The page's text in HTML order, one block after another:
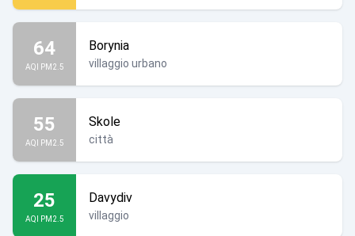
64
AQI PM2.5
Borynia
villaggio urbano
55
AQI PM2.5
Skole
città
25
AQI PM2.5
Davydiv
villaggio